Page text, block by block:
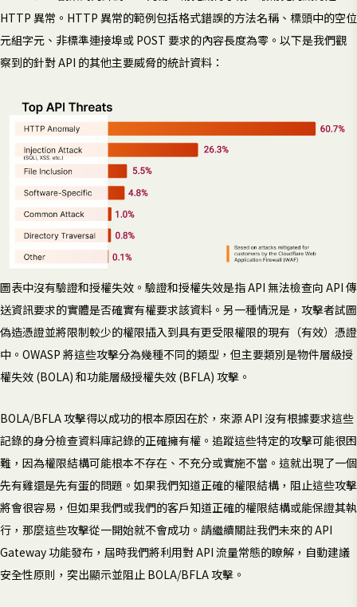
HTTP 異常。HTTP 異常的範例包括格式錯誤的方法名稱、標頭中的空位
元組字元、非標準連接埠或 POST 要求的內容長度為零。以下是我們觀
察到的針對 API 的其他主要威脅的統計資料：
圖表中沒有驗證和授權失效。驗證和授權失效是指 API 無法檢查向 API 傳
送資訊要求的實體是否確實有權要求該資料。另一種情況是，攻擊者試圖
偽造憑證並將限制較少的權限插入到具有更受限權限的現有（有效）憑證
中。OWASP 將這些攻擊分為幾種不同的類型，但主要類別是物件層級授
權失效 (BOLA) 和功能層級授權失效 (BFLA) 攻擊。
BOLA/BFLA 攻擊得以成功的根本原因在於，來源 API 沒有根據要求這些
記錄的身分檢查資料庫記錄的正確擁有權。追蹤這些特定的攻擊可能很困
難，因為權限結構可能根本不存在、不充分或實施不當。這就出現了一個
先有雞還是先有蛋的問題。如果我們知道正確的權限結構，阻止這些攻擊
將會很容易，但如果我們或我們的客戶知道正確的權限結構或能保證其執
行，那麼這些攻擊從一開始就不會成功。請繼續關註我們未來的 API
Gateway 功能發布，屆時我們將利用對 API 流量常態的瞭解，自動建議
安全性原則，突出顯示並阻止 BOLA/BFLA 攻擊。